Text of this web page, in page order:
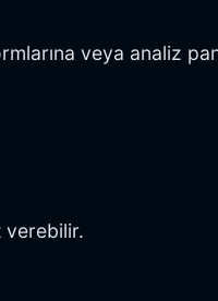
veya analiz
verebilir.